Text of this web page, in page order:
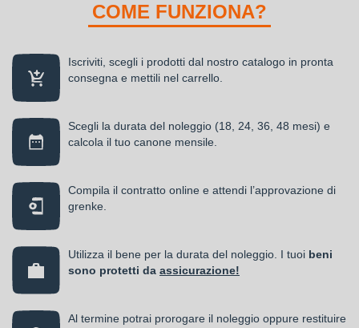
COME FUNZIONA?
Iscriviti, scegli i prodotti dal nostro catalogo in pronta
consegna e mettili nel carrello.
Scegli la durata del noleggio (18, 24, 36, 48 mesi) e
calcola il tuo canone mensile.
Compila il contratto online e attendi l’approvazione di
grenke.
Utilizza il bene per la durata del noleggio. I tuoi beni
sono protetti da assicurazione!
Al termine potrai prorogare il noleggio oppure restituire